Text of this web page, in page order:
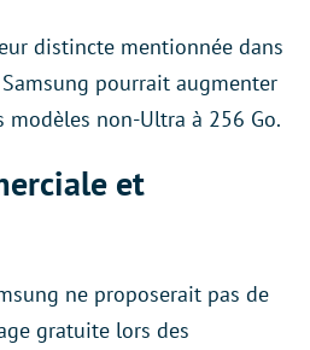
distincte mentionnée dans
pourrait augmenter
modèles non-Ultra à 256 Go.
et
ne proposerait pas de
gratuite lors des